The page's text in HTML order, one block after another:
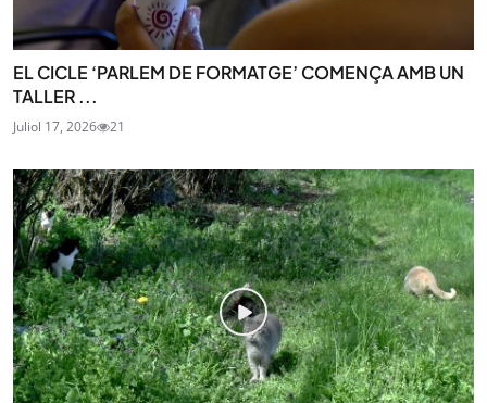
EL CICLE ‘PARLEM DE FORMATGE’ COMENÇA AMB UN
TALLER ...
Juliol 17, 2026 21